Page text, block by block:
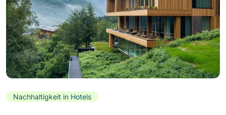
Nachhaltigkeit in Hotels